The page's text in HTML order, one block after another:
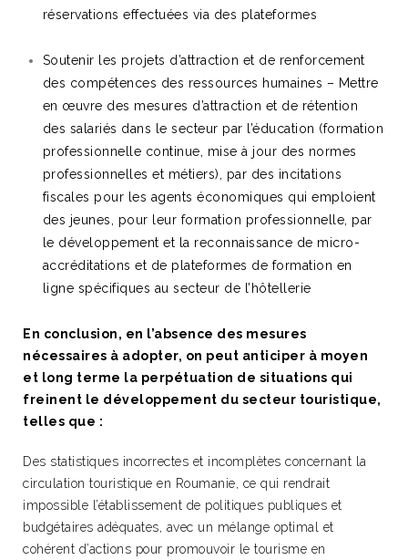
réservations effectuées via des plateformes
Soutenir les projets d’attraction et de renforcement
des compétences des ressources humaines – Mettre
en œuvre des mesures d’attraction et de rétention
des salariés dans le secteur par l’éducation (formation
professionnelle continue, mise à jour des normes
professionnelles et métiers), par des incitations
fiscales pour les agents économiques qui emploient
des jeunes, pour leur formation professionnelle, par
le développement et la reconnaissance de micro-
accréditations et de plateformes de formation en
ligne spécifiques au secteur de l’hôtellerie
En conclusion, en l’absence des mesures
nécessaires à adopter, on peut anticiper à moyen
et long terme la perpétuation de situations qui
freinent le développement du secteur touristique,
telles que :
Des statistiques incorrectes et incomplètes concernant la
circulation touristique en Roumanie, ce qui rendrait
impossible l’établissement de politiques publiques et
budgétaires adéquates, avec un mélange optimal et
cohérent d’actions pour promouvoir le tourisme en